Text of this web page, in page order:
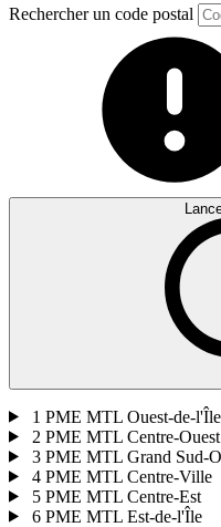
Rechercher un code postal
1 PME MTL Ouest-de-l'Île
2 PME MTL Centre-Ouest
3 PME MTL Grand Sud-
4 PME MTL Centre-Ville
5 PME MTL Centre-Est
6 PME MTL Est-de-l'Île